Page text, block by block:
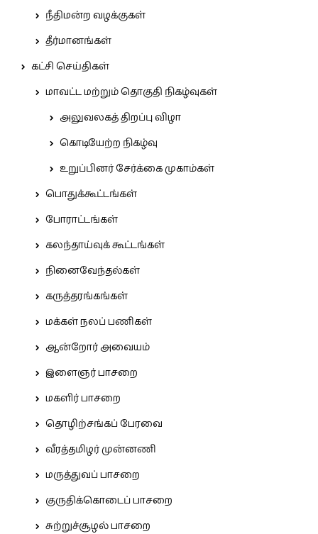
நீதிமன்ற வழக்குகள்
தீர்மானங்கள்
கட்சி செய்திகள்
மாவட்ட மற்றும் தொகுதி நிகழ்வுகள்
அலுவலகத் திறப்பு விழா
கொடியேற்ற நிகழ்வு
உறுப்பினர் சேர்க்கை முகாம்கள்
பொதுக்கூட்டங்கள்
போராட்டங்கள்
கலந்தாய்வுக் கூட்டங்கள்
நினைவேந்தல்கள்
கருத்தரங்கங்கள்
மக்கள் நலப் பணிகள்
ஆன்றோர் அவையம்
இளைஞர் பாசறை
மகளிர் பாசறை
தொழிற்சங்கப் பேரவை
வீரத்தமிழர் முன்னணி
மருத்துவப் பாசறை
குருதிக்கொடைப் பாசறை
சுற்றுச்சூழல் பாசறை